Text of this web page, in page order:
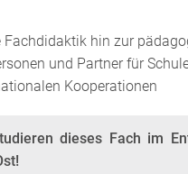
hin zur
und Partner für
Kooperationen
dieses Fach im